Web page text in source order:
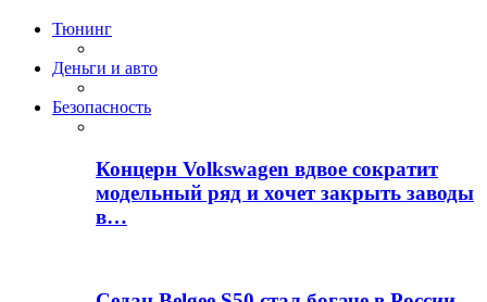
Тюнинг
Деньги и авто
Безопасность
Концерн Volkswagen вдвое сократит
модельный ряд и хочет закрыть заводы
в…